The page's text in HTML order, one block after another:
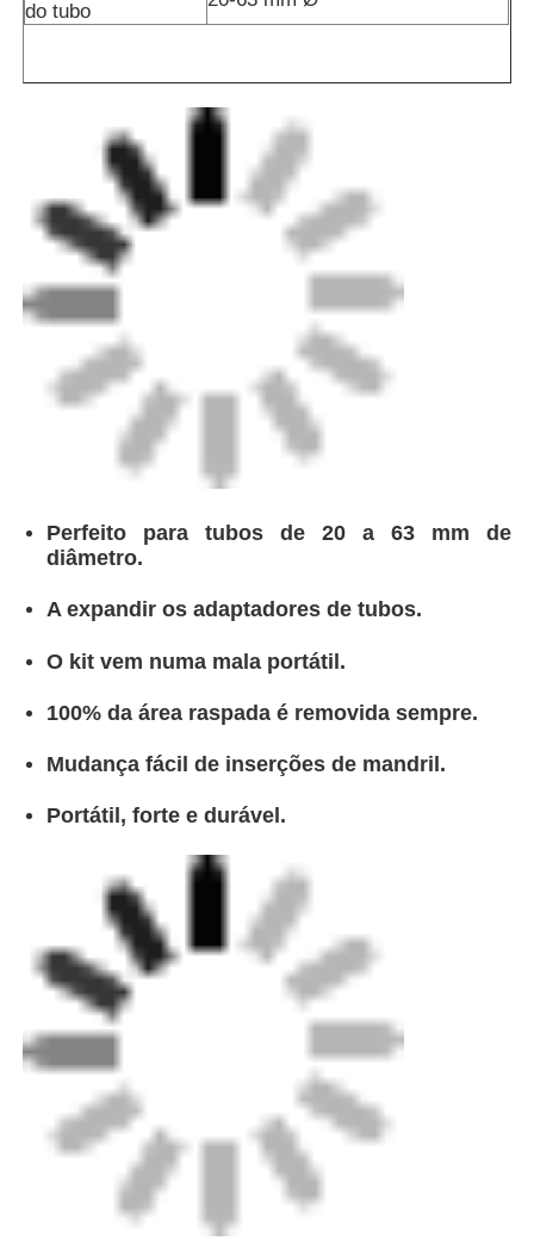
Máquina de soldadura de traseira CNC
do tubo
Perfeito para tubos de 20 a 63 mm de
diâmetro.
A expandir os adaptadores de tubos.
O kit vem numa mala portátil.
100% da área raspada é removida sempre.
Mudança fácil de inserções de mandril.
Portátil, forte e durável.